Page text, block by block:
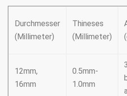
Durchmesser
(Millimeter)
Thineses
(Millimeter)
12mm,
16mm
0.5mm-
1.0mm